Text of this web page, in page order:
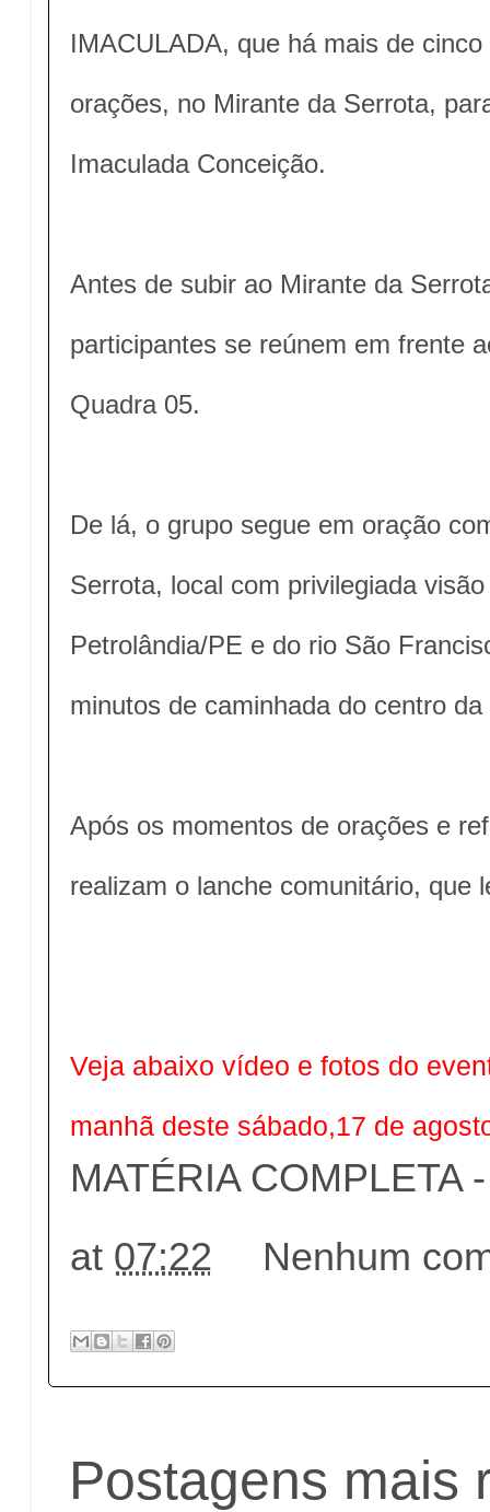
IMACULADA, que há mais de
orações, no Mirante da Serrota,
Imaculada Conceição.
Antes de subir ao Mirante da
participantes se reúnem em frente
Quadra 05.
De lá, o grupo segue em oração
Serrota, local com privilegiada
Petrolândia/PE e do rio São
minutos de caminhada do centro da
Após os momentos de orações e
realizam o lanche comunitário, que
Veja abaixo vídeo e fotos do
manhã deste sábado,17 de
MATÉRIA COMPLETA
at 07:22 Nenhum
Postagens mais